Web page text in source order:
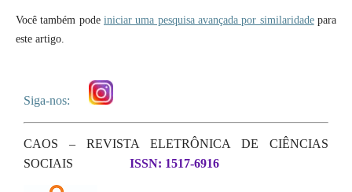
Você também pode iniciar uma pesquisa avançada por similaridadepara
este artigo.
Siga-nos:
CAOS – REVISTA ELETRÔNICA DE CIÊNCIAS
SOCIAIS
ISSN: 1517-6916